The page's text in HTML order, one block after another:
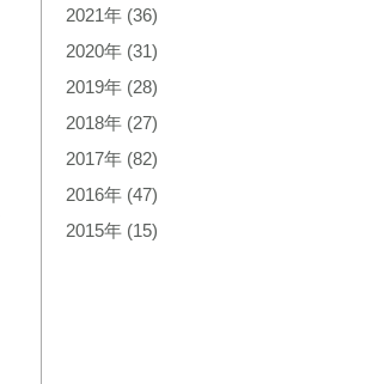
2021年 (36)
2020年 (31)
2019年 (28)
2018年 (27)
2017年 (82)
2016年 (47)
2015年 (15)